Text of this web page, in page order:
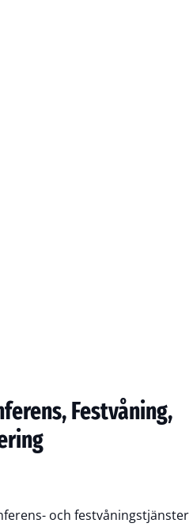
Festvåning,
och festvåningstjänster